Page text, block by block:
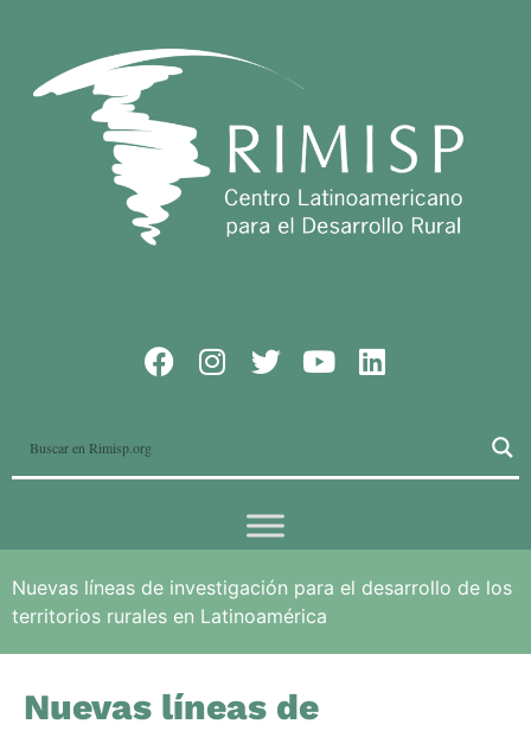
Nuevas líneas de investigación para el desarrollo de los
territorios rurales en Latinoamérica
Nuevas líneas de